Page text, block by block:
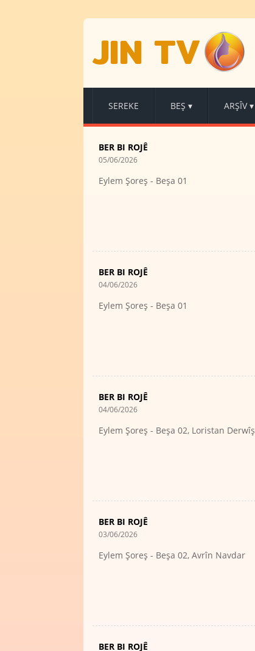
JIN TV
SEREKE BEŞ ▾ ARŞÎV ▾
BER BI ROJÊ
05/06/2026
Eylem Şoreş - Beşa 01
BER BI ROJÊ
04/06/2026
Eylem Şoreş - Beşa 01
BER BI ROJÊ
04/06/2026
Eylem Şoreş - Beşa 02, Loristan Derwîş
BER BI ROJÊ
03/06/2026
Eylem Şoreş - Beşa 02, Avrîn Navdar
BER BI ROJÊ